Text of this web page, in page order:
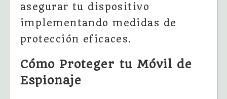
asegurar tu dispositivo
implementando medidas de
protección eficaces.
Cómo Proteger tu Móvil de
Espionaje